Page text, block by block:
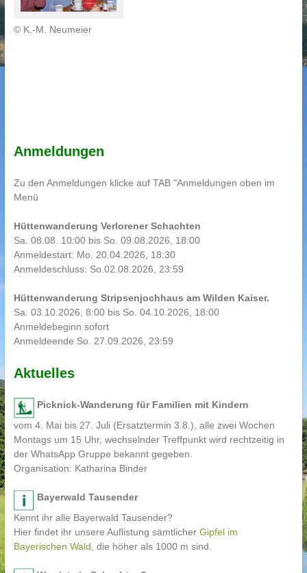
© K.-M. Neumeier
Anmeldungen
Zu den Anmeldungen klicke auf TAB "Anmeldungen oben im
Menü
Hüttenwanderung Verlorener Schachten
Sa. 08.08. 10:00 bis So. 09.08.2026, 18:00
Anmeldestart: Mo. 20.04.2026, 18:30
Anmeldeschluss: So.02.08.2026, 23:59
Hüttenwanderung Stripsenjochhaus am Wilden Kaiser.
Sa. 03.10.2026, 8:00 bis So. 04.10.2026, 18:00
Anmeldebeginn sofort
Anmeldeende So. 27.09.2026, 23:59
Aktuelles
Picknick-Wanderung für Familien mit Kindern
vom 4. Mai bis 27. Juli (Ersatztermin 3.8.), alle zwei Wochen
Montags um 15 Uhr, wechselnder Treffpunkt wird rechtzeitig in
der WhatsApp Gruppe bekannt gegeben.
Organisation: Katharina Binder
Bayerwald Tausender
Kennt ihr alle Bayerwald Tausender?
Hier findet ihr unsere Auflistung sämtlicher Gipfel im
Bayerischen Wald , die höher als 1000 m sind.